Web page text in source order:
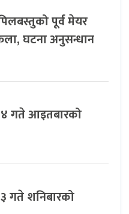
पूर्व मेयर
घटना अनुसन्धान
गते आइतबारको
गते शनिबारको